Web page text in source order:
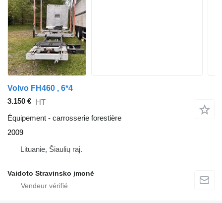
Volvo FH460 , 6*4
3.150 € HT
Équipement - carrosserie forestière
2009
Lituanie, Šiaulių raj.
Vaidoto Stravinsko įmonė